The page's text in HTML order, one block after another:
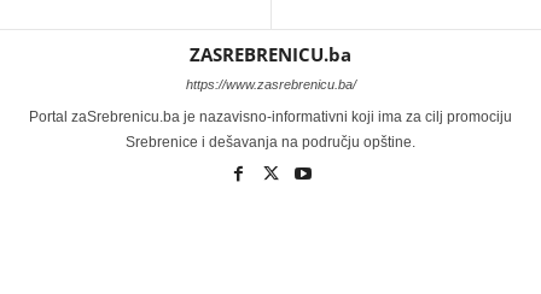
ZASREBRENICU.ba
https://www.zasrebrenicu.ba/
Portal zaSrebrenicu.ba je nazavisno-informativni koji ima za cilj promociju
Srebrenice i dešavanja na području opštine.